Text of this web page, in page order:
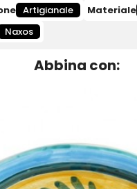
Artigianale Materiale
Naxos
Abbina con: